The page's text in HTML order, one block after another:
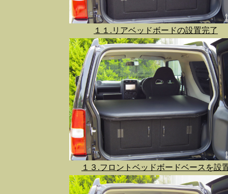
１１.リアベッドボードの設置完了
１３.フロントベッドボードベースを設